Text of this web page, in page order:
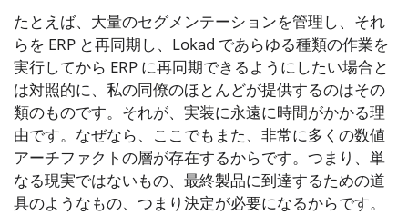
たとえば、大量のセグメンテーションを管理し、それ
らを ERP と再同期し、Lokad であらゆる種類の作業を
実行してから ERP に再同期できるようにしたい場合と
は対照的に、私の同僚のほとんどが提供するのはその
類のものです。それが、実装に永遠に時間がかかる理
由です。なぜなら、ここでもまた、非常に多くの数値
アーチファクトの層が存在するからです。つまり、単
なる現実ではないもの、最終製品に到達するための道
具のようなもの、つまり決定が必要になるからです。